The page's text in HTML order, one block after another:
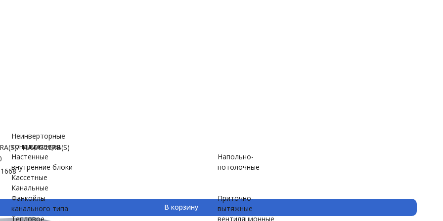
Неинверторные
кондиционеры
Настенные
внутренние блоки
Кассетные
Канальные
Напольно-
потолочные
Фанкойлы
канального типа
Тепловое
Приточно-
вытяжные
вентиляционные
1U60IS2ERB(S)
В корзину